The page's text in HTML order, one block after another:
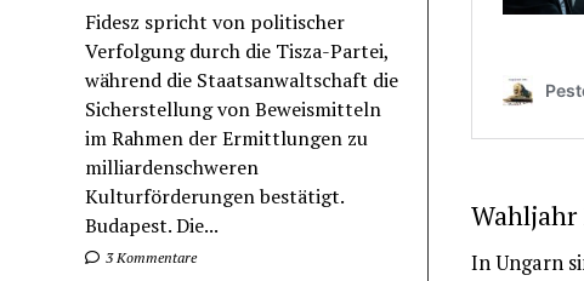
Fidesz spricht von politischer
Verfolgung durch die Tisza-Partei,
während die Staatsanwaltschaft die
Sicherstellung von Beweismitteln
im Rahmen der Ermittlungen zu
milliardenschweren
Kulturförderungen bestätigt.
Budapest. Die...
3 Kommentare
Wahljahr
In Ungarn